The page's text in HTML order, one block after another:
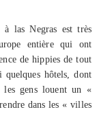
à las Negras est très
entière qui ont
de hippies de tout
hôtels, dont
les gens louent un «
dans les « villes